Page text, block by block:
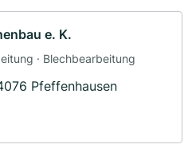
e. K.
· Blechbearbeitung
Pfeffenhausen